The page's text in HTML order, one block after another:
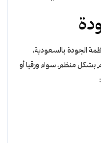
الجودة بالسعودية،
منظم، سواء ورقيا أو